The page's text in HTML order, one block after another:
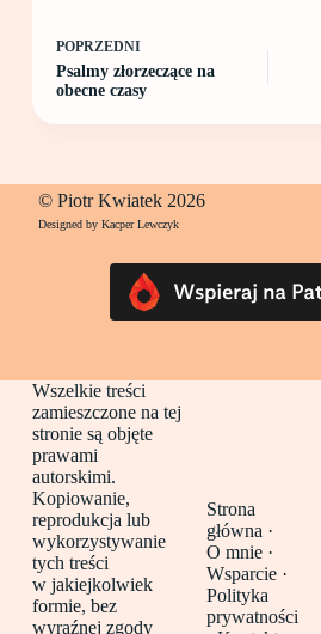
POPRZEDNI
Psalmy złorzeczące na
obecne czasy
© Piotr Kwiatek 2026
Designed by Kacper Lewczyk
Wszelkie treści
zamieszczone na tej
stronie są objęte
prawami
autorskimi.
Kopiowanie,
reprodukcja lub
wykorzystywanie
tych treści
w jakiejkolwiek
formie, bez
wyraźnej zgody
Strona
główna ·
O mnie ·
Wsparcie ·
Polityka
prywatności